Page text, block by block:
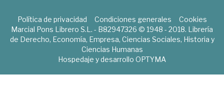
Política de privacidad Condiciones generales
Cookies
Marcial Pons Librero S.L. - B82947326 © 1948 - 2018. Librería
de Derecho, Economía, Empresa, Ciencias Sociales, Historia y
Ciencias Humanas
Hospedaje y desarrollo OPTYMA